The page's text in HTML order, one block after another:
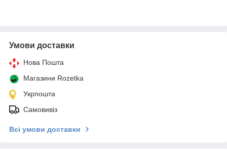
Умови доставки
Нова Пошта
Магазини Rozetka
Укрпошта
Самовивіз
Всі умови доставки